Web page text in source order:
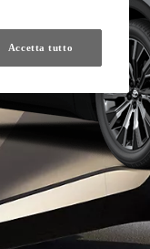
Accetta tutto